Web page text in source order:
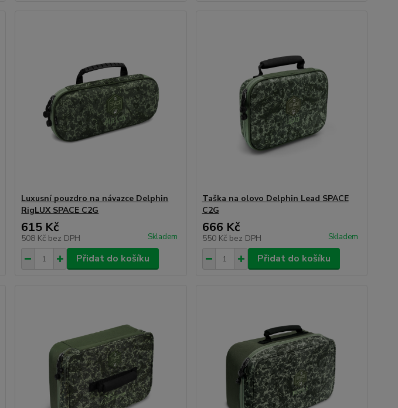
Luxusní pouzdro na návazce Delphin
RigLUX SPACE C2G
615 Kč
508 Kč bez DPH Skladem
Přidat do košíku
Taška na olovo Delphin Lead SPACE
C2G
666 Kč
550 Kč bez DPH Skladem
Přidat do košíku